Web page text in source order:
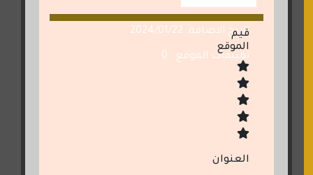
تاريخ الاضافة: 2024/01/22
تقييمات الموقع : 0
قيم
الموقع
العنوان